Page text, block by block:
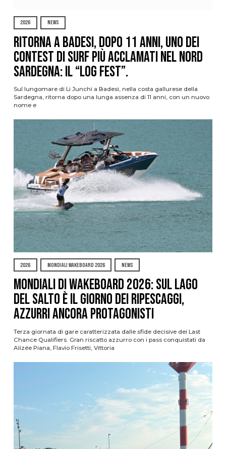
2026 NEWS
Ritorna a Badesi, dopo 11 anni, uno dei
contest di surf più acclamati nel nord
Sardegna: il “Log Fest”.
Sul lungomare di Li Junchi a Badesi, nella costa gallurese della
Sardegna, ritorna dopo una lunga assenza di 11 anni, con un nuovo
nome e
2026 MONDIALI WAKEBOARD 2026 NEWS
Mondiali di Wakeboard 2026: sul Lago
del Salto è il giorno dei ripescaggi,
azzurri ancora protagonisti
Terza giornata di gare caratterizzata dalle sfide decisive dei Last
Chance Qualifiers. Gran riscatto azzurro con i pass conquistati da
Alizée Piana, Flavio Frisetti, Vittoria